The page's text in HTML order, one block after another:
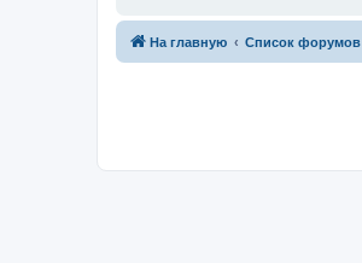
На главную Список форумов